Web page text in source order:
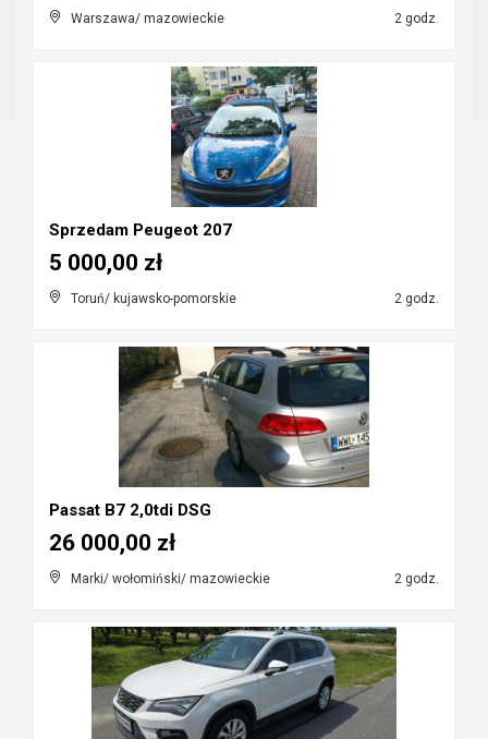
Warszawa/ mazowieckie 2 godz.
Sprzedam Peugeot 207
Toruń/ kujawsko-pomorskie 2 godz.
5 000,00 zł
Passat B7 2,0tdi DSG
Marki/ wołomiński/ mazowieckie 2 godz.
26 000,00 zł